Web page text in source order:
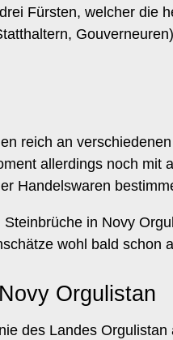
Fürsten, welcher die
reich an
allerdings noch mit
Handelswaren
in Novy
wohl bald schon
Orgulistan
des Landes